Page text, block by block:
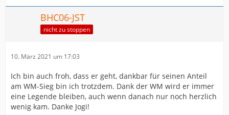
BHC06-JST
nicht zu stoppen
10. März 2021 um 17:03
Ich bin auch froh, dass er geht, dankbar für seinen Anteil
am WM-Sieg bin ich trotzdem. Dank der WM wird er immer
eine Legende bleiben, auch wenn danach nur noch herzlich
wenig kam. Danke Jogi!